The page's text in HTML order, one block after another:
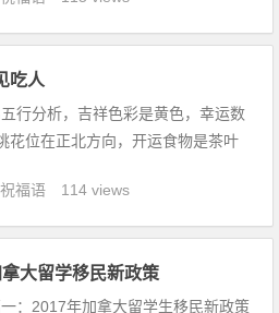
点。今天，前途君来和大家聊聊新
吃人
行分析，吉祥色彩是黄色，幸运数
花位在正北方向，开运食物是茶叶
你感到没办法摆脱这种恐惧，害怕
你生活或者精神上会受到一些苦
福语 114 views
大留学移民新政策
：2017年加拿大留学生移民新政策